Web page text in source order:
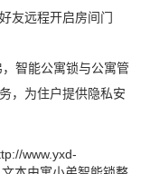
友远程开启房间门
智能公寓锁与公寓管
，为住户提供隐私安
www.yxd-